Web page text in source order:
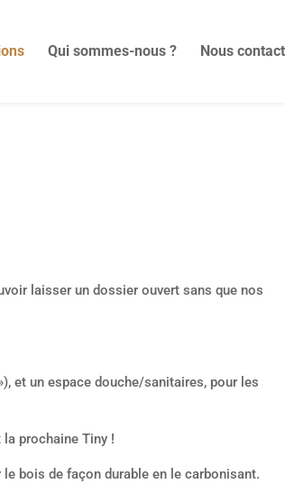
Qui sommes-nous ? Nous
laisser un dossier ouvert sans que nos
et un espace douche/sanitaires, pour les
prochaine Tiny !
bois de façon durable en le carbonisant.